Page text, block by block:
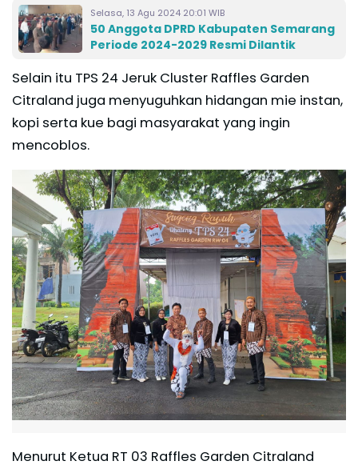
Selasa, 13 Agu 2024 20:01 WIB
50 Anggota DPRD Kabupaten Semarang
Periode 2024-2029 Resmi Dilantik
Selain itu TPS 24 Jeruk Cluster Raffles Garden
Citraland juga menyuguhkan hidangan mie instan,
kopi serta kue bagi masyarakat yang ingin
mencoblos.
Menurut Ketua RT 03 Raffles Garden Citraland